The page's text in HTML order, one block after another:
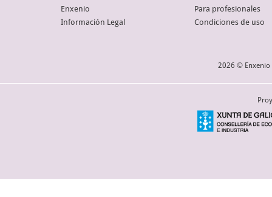
Enxenio
Información Legal
Para profesionales
Condiciones de uso
2026 © Enxenio